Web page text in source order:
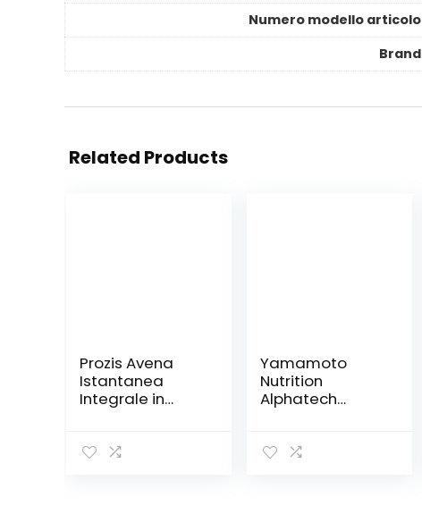
Numero modello articolo
Brand
Related Products
Prozis Avena
Istantanea
Integrale in
Yamamoto
Nutrition
Alphatech